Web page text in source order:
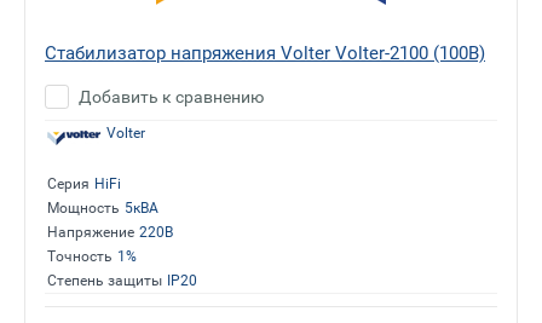
Стабилизатор напряжения Volter Volter-2100 (100В)
Добавить к сравнению
Volter
Серия HiFi
Мощность 5кВА
Напряжение 220В
Точность 1%
Степень защиты IP20